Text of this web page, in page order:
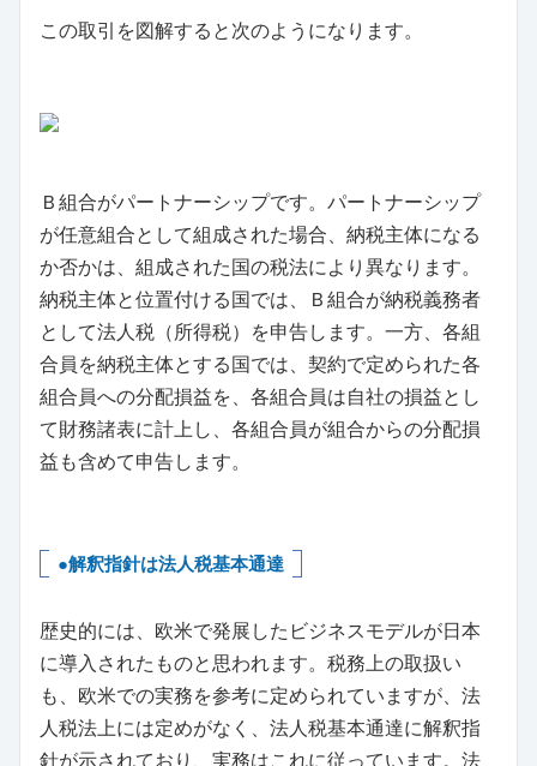
この取引を図解すると次のようになります。
Ｂ組合がパートナーシップです。パートナーシップ
が任意組合として組成された場合、納税主体になる
か否かは、組成された国の税法により異なります。
納税主体と位置付ける国では、Ｂ組合が納税義務者
として法人税（所得税）を申告します。一方、各組
合員を納税主体とする国では、契約で定められた各
組合員への分配損益を、各組合員は自社の損益とし
て財務諸表に計上し、各組合員が組合からの分配損
益も含めて申告します。
●解釈指針は法人税基本通達
歴史的には、欧米で発展したビジネスモデルが日本
に導入されたものと思われます。税務上の取扱い
も、欧米での実務を参考に定められていますが、法
人税法上には定めがなく、法人税基本通達に解釈指
針が示されており、実務はこれに従っています。法